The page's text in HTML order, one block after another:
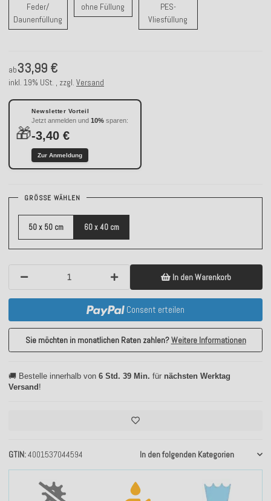
GTIN 4001537044594 In den folgenden Kategorien
Feder/
Daunenfüllung Feder/ Daunenfüllung
ohne Füllung ohne FüllungPES-
Vliesfüllung
ab33,99 €
inkl. 19% USt. , zzgl. Versand
🎁
Newsletter Vorteil
Jetzt anmelden und 10% sparen:
-3,40 €
Zur Anmeldung
GRÖSSE WÄHLEN
50 x 50 cm 60 x 40 cm
In den Warenkorb
Consent erteilen
Sie möchten in monatlichen Raten zahlen?Weitere Informationen
🚚 Bestelle innerhalb von 6 Std. 39 Min. für nächsten Werktag
Versand !